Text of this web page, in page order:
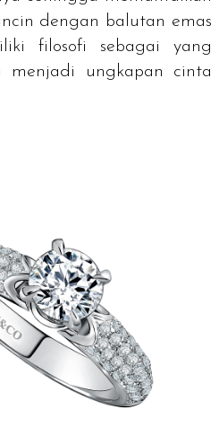
dengan balutan emas
filosofi sebagai yang
menjadi ungkapan cinta